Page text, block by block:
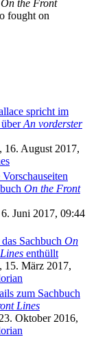
On the Front
fought on
spricht im
An vorderster
August 2017,
On the Front
Juni 2017, 09:44
Sachbuch On
enthüllt
15. März 2017,
zum Sachbuch
Lines
Oktober 2016,